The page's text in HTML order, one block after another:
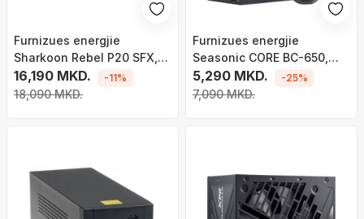
Furnizues energjie
Sharkoon Rebel P20 SFX,
850W, modular, i zi
16,190 MKD.
18,090 MKD.
-11%
Furnizues energjie
Seasonic CORE BC-650,
650W, ATX 3.1, i zi
5,290 MKD.
7,090 MKD.
-25%